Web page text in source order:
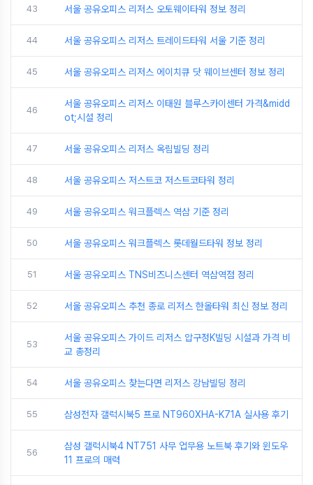
43 서울 공유오피스 리저스 오토웨이타워 정보 정리
44 서울 공유오피스 리저스 트레이드타워 서울 기준 정리
45 서울 공유오피스 리저스 에이치큐 닷 웨이브센터 정보 정리
46
서울 공유오피스 리저스 이태원 블루스카이센터 가격&midd
ot;시설 정리
47 서울 공유오피스 리저스 옥림빌딩 정리
48 서울 공유오피스 저스트코 저스트코타워 정리
49 서울 공유오피스 워크플렉스 역삼 기준 정리
50 서울 공유오피스 워크플렉스 롯데월드타워 정보 정리
51 서울 공유오피스 TNS비즈니스센터 역삼역점 정리
52 서울 공유오피스 추천 종로 리저스 한올타워 최신 정보 정리
53
서울 공유오피스 가이드 리저스 압구정K빌딩 시설과 가격 비
교 총정리
54 서울 공유오피스 찾는다면 리저스 강남빌딩 정리
55 삼성전자 갤럭시북5 프로 NT960XHA-K71A 실사용 후기
56
삼성 갤럭시북4 NT751 사무 업무용 노트북 후기와 윈도우
11 프로의 매력